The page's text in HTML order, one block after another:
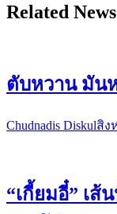
Related News
ตับหวาน มัน
Chudnadis Diskulสิง
“เกี้ยมอี๋” เส้